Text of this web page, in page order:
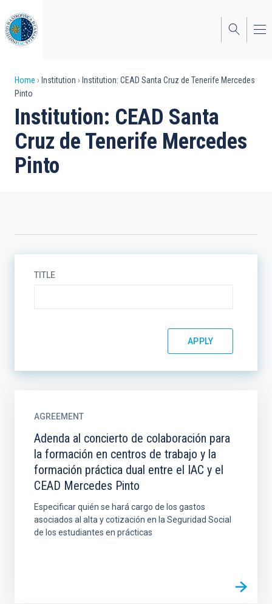
to
main
content
Breadcrumb
Home Institution
Institution: CEAD Santa Cruz de Tenerife Mercedes
Pinto
Institution: CEAD Santa
Cruz de Tenerife Mercedes
Pinto
TITLE
AGREEMENT
Adenda al concierto de colaboración para
la formación en centros de trabajo y la
formación práctica dual entre el IAC y el
CEAD Mercedes Pinto
Especificar quién se hará cargo de los gastos
asociados al alta y cotización en la Seguridad Social
de los estudiantes en prácticas